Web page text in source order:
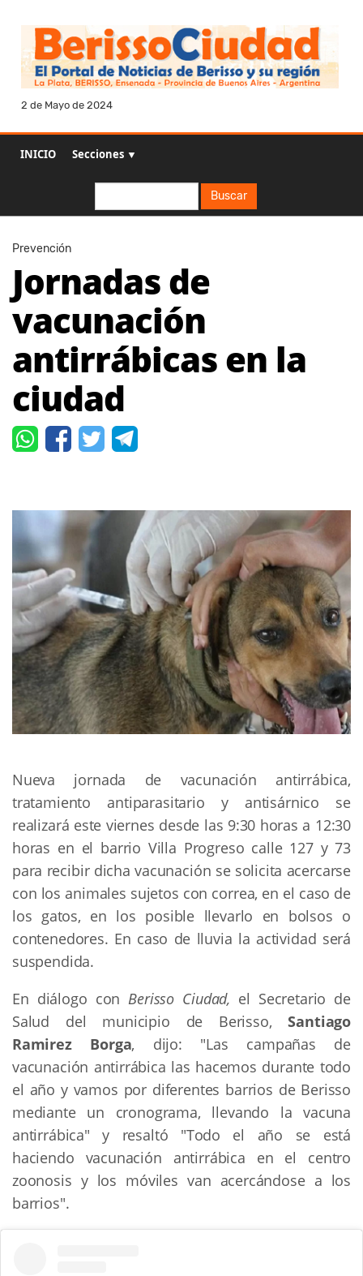
2 de Mayo de 2024
INICIO Secciones ▼
Buscar
Prevención
Jornadas de
vacunación
antirrábicas en la
ciudad
Nueva jornada de vacunación antirrábica,
tratamiento antiparasitario y antisárnico se
realizará este viernes desde las 9:30 horas a 12:30
horas en el barrio Villa Progreso calle 127 y 73
para recibir dicha vacunación se solicita acercarse
con los animales sujetos con correa, en el caso de
los gatos, en los posible llevarlo en bolsos o
contenedores. En caso de lluvia la actividad será
suspendida.
En diálogo conBerisso Ciudad, el Secretario de
Salud del municipio de Berisso,Santiago
Ramirez Borga, dijo: "Las campañas de
vacunación antirrábica las hacemos durante todo
el año y vamos por diferentes barrios de Berisso
mediante un cronograma, llevando la vacuna
antirrábica" y resaltó "Todo el año se está
haciendo vacunación antirrábica en el centro
zoonosis y los móviles van acercándose a los
barrios".